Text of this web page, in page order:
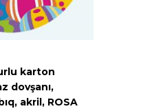
karton
dovşanı,
akril, ROSA